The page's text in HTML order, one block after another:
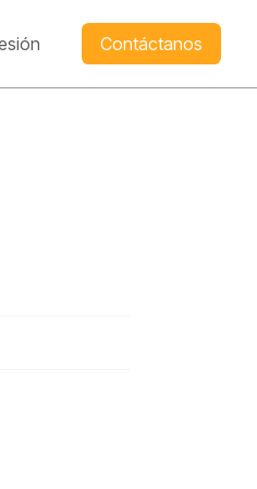
Contáctanos